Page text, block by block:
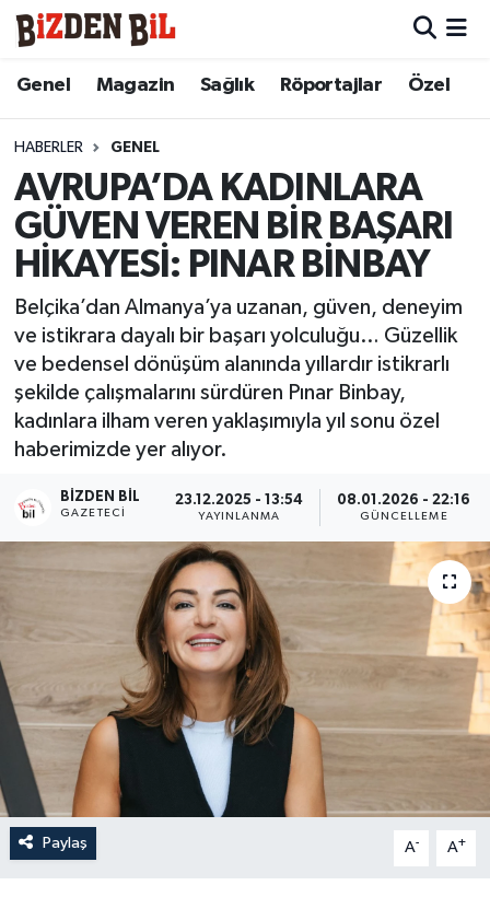
Genel Magazin Sağlık Röportajlar Özel
HABERLER GENEL
AVRUPA’DA KADINLARA
GÜVEN VEREN BİR BAŞARI
HİKAYESİ: PINAR BİNBAY
Belçika’dan Almanya’ya uzanan, güven, deneyim
ve istikrara dayalı bir başarı yolculuğu… Güzellik
ve bedensel dönüşüm alanında yıllardır istikrarlı
şekilde çalışmalarını sürdüren Pınar Binbay,
kadınlara ilham veren yaklaşımıyla yıl sonu özel
haberimizde yer alıyor.
BIZDEN BIL
GAZETECI
23.12.2025 - 13:54
YAYINLANMA
08.01.2026 - 22:16
GÜNCELLEME
Paylaş A- A+
Hava Durumu
Trafik Durumu
Süper Lig Puan Durumu ve Fikstür
Tüm Manşetler
Son Dakika Haberleri
Haber Arşivi